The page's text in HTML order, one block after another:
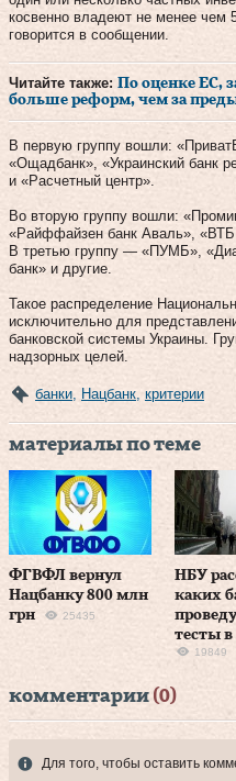
косвенно владеют не менее чем
говорится в сообщении.
Читайте также: По оценке ЕС,
больше реформ, чем за
В первую группу вошли:
«Ощадбанк», «Украинский банк
и «Расчетный центр».
Во вторую группу вошли:
«Райффайзен банк Аваль», «ВТБ
В третью группу — «ПУМБ»,
банк» и другие.
Такое распределение
исключительно для
банковской системы Украины.
надзорных целей.
банки Нацбанк критерии
материалы по теме
ФГВФЛ вернул
Нацбанку 800 млн
грн
25435
НБУ
каких
тесты в
19849
комментарии (0)
Для того, чтобы оставить